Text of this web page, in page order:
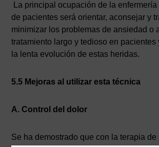
La principal ocupación de la enfermería
de pacientes será orientar, aconsejar y
minimizar los problemas de ansiedad o
tratamiento largo y tedioso en pacientes
la lenta evolución de estas heridas.
5.5 Mejoras al utilizar esta técnica
A. Control del dolor
Se ha demostrado que con la terapia de